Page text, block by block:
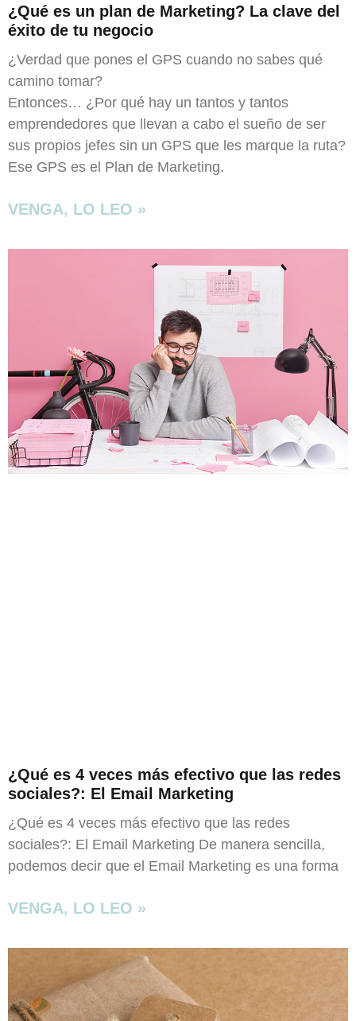
¿Qué es un plan de Marketing? La clave del
éxito de tu negocio
¿Verdad que pones el GPS cuando no sabes qué
camino tomar?
Entonces… ¿Por qué hay un tantos y tantos
emprendedores que llevan a cabo el sueño de ser
sus propios jefes sin un GPS que les marque la ruta?
Ese GPS es el Plan de Marketing.
VENGA, LO LEO »
¿Qué es 4 veces más efectivo que las redes
sociales?: El Email Marketing
¿Qué es 4 veces más efectivo que las redes
sociales?: El Email Marketing De manera sencilla,
podemos decir que el Email Marketing es una forma
VENGA, LO LEO »